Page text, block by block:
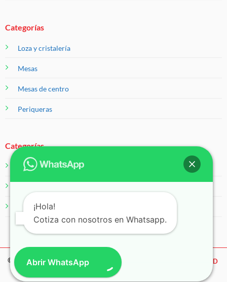
Categorías
Loza y cristalería
Mesas
Mesas de centro
Periqueras
Categorías
Salas
© 2026 Eventos 99 AVISO DE PRIVACIDAD
¡Hola!
Cotiza con nosotros en Whatsapp.
Abrir WhatsApp